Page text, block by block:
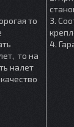
то
то на
налет
3.
4.